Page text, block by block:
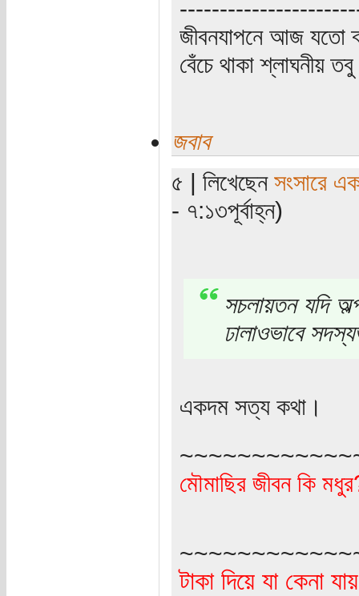
জীবনযাপনে আজ যতো
বেঁচে থাকা শ্লাঘনীয়
জবাব
৫ | লিখেছেন সংসারে এক
- ৭:১৩পূর্বাহ্ন)
‍‍‍‍‍‍‍‍‍‍‍‍‍‍‍‍‍‍‍সচলায়তন যদি
ঢালাওভাবে
একদম সত্য কথা।
মৌমাছির জীবন কি
টাকা দিয়ে যা কেনা